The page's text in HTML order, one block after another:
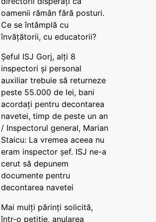
oamenii rămân fără posturi.
Ce se întâmplă cu
învățătorii, cu educatorii?
Șeful ISJ Gorj, alți 8
inspectori și personal
auxiliar trebuie să returneze
peste 55.000 de lei, bani
acordați pentru decontarea
navetei, timp de peste un an
/ Inspectorul general, Marian
Staicu: La vremea aceea nu
eram inspector șef. ISJ ne-a
cerut să depunem
documente pentru
decontarea navetei
Mai mulți părinți solicită,
într-o petiție, anularea